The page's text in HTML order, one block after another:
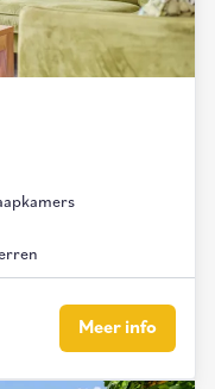
Meer info